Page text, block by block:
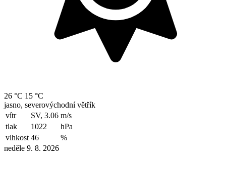
26 °C 15 °C
jasno, severovýchodní větřík
vítr
SV, 3.06 m/s
tlak
1022
hPa
vlhkost 46
%
neděle 9. 8. 2026